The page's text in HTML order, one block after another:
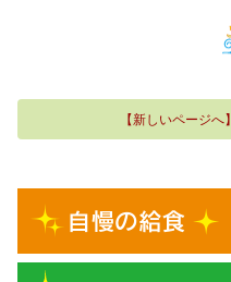
【新しいページへ】